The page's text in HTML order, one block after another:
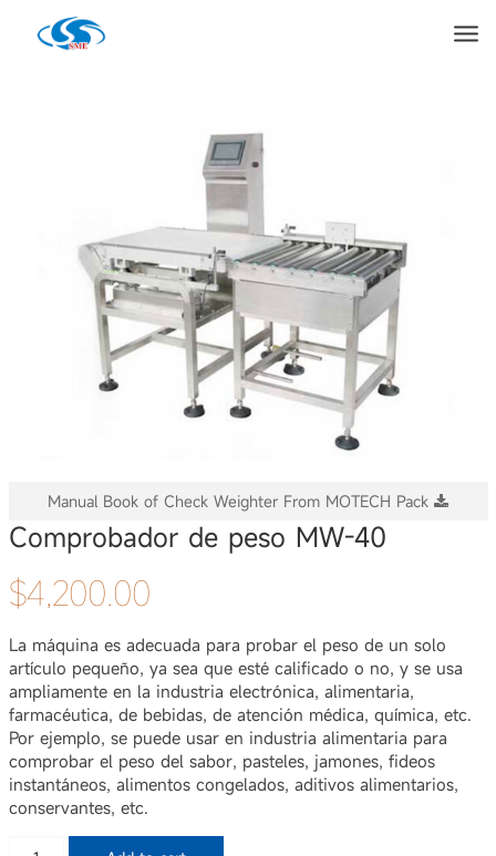
Manual Book of Check Weighter From MOTECH Pack
Comprobador de peso MW-40
$4,200.00
La máquina es adecuada para probar el peso de un solo
artículo pequeño, ya sea que esté calificado o no, y se usa
ampliamente en la industria electrónica, alimentaria,
farmacéutica, de bebidas, de atención médica, química, etc.
Por ejemplo, se puede usar en industria alimentaria para
comprobar el peso del sabor, pasteles, jamones, fideos
instantáneos, alimentos congelados, aditivos alimentarios,
conservantes, etc.